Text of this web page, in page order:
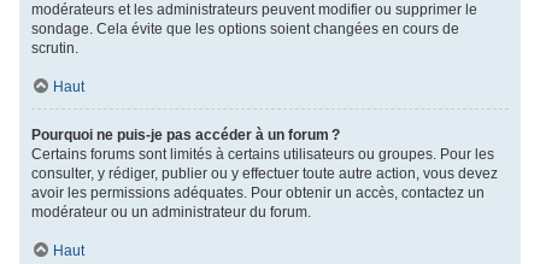
modérateurs et les administrateurs peuvent modifier ou supprimer le
sondage. Cela évite que les options soient changées en cours de
scrutin.
Haut
Pourquoi ne puis-je pas accéder à un forum ?
Certains forums sont limités à certains utilisateurs ou groupes. Pour les
consulter, y rédiger, publier ou y effectuer toute autre action, vous devez
avoir les permissions adéquates. Pour obtenir un accès, contactez un
modérateur ou un administrateur du forum.
Haut